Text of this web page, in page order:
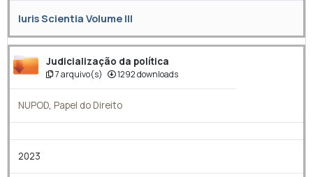
Iuris Scientia Volume III
Judicialização da política
7 arquivo(s) 1292 downloads
NUPOD, Papel do Direito
2023